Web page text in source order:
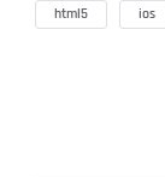
html5 ios